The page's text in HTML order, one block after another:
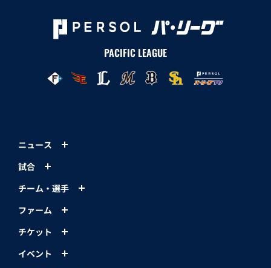
PACIFIC LEAGUE
ニュース
試合
チーム・選手
ファーム
チケット
イベント